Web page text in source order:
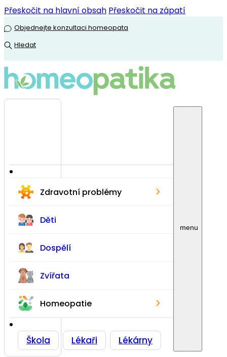
Přeskočit na hlavní obsah Přeskočit na zápatí
Objednejte konzultaci homeopata
Hledat
Zdravotní problémy ›
Děti
Dospělí
Zvířata
Homeopatie ›
Škola Lékaři Lékárny